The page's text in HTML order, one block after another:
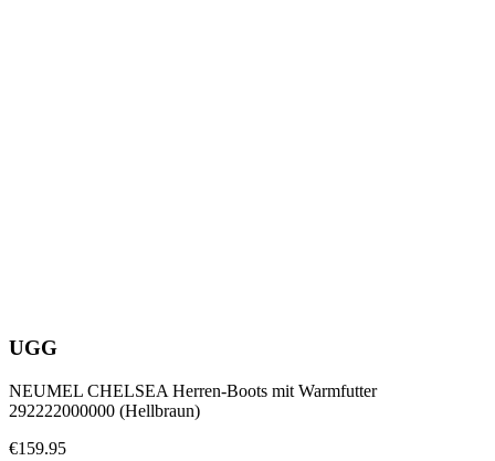
UGG
NEUMEL CHELSEA Herren-Boots mit Warmfutter
292222000000 (Hellbraun)
€159.95